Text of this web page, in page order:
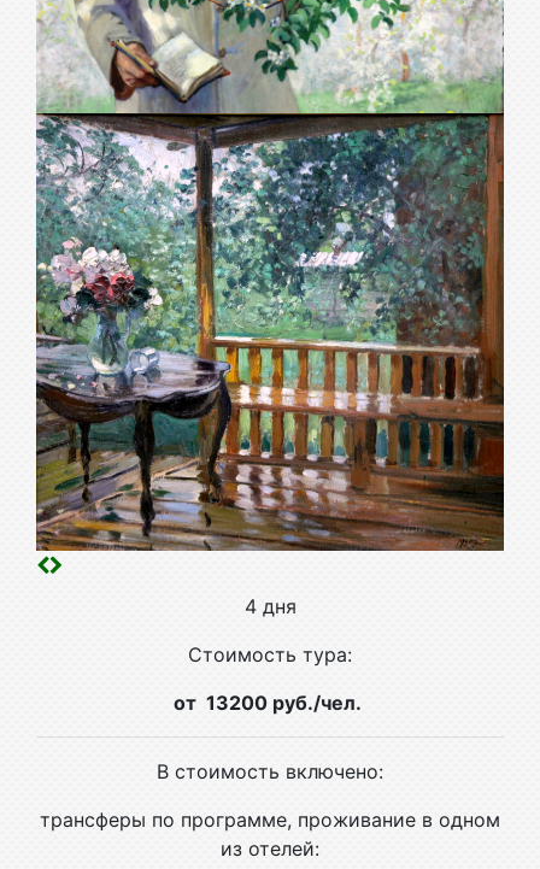
4 дня
Стоимость тура:
от 13200 руб./чел.
В стоимость включено:
трансферы по программе, проживание в одном
из отелей: